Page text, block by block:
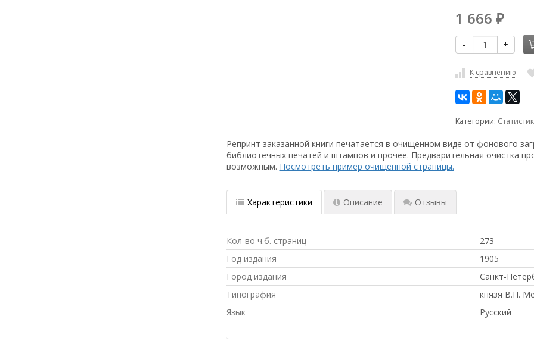
1 666 ₽
- +
К сравнению
Категории:
Репринт заказанной книги печатается в очищенном виде от фонового
библиотечных печатей и штампов и прочее. Предварительная очистка
возможным. Посмотреть пример очищенной страницы.
Характеристики Описание Отзывы
Кол-во ч.б. страниц
273
Год издания
1905
Город издания
Санкт-
Типография
князя В.П.
Язык
Русский